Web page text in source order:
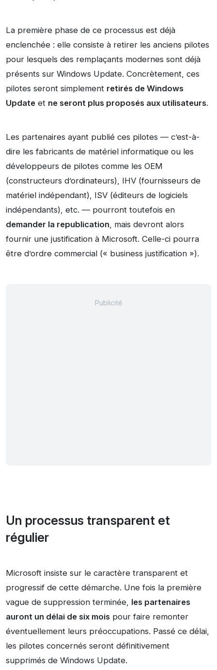
La première phase de ce processus est déjà
enclenchée : elle consiste à retirer les anciens pilotes
pour lesquels des remplaçants modernes sont déjà
présents sur Windows Update. Concrètement, ces
pilotes seront simplement retirés de Windows
Update et ne seront plus proposés aux utilisateurs.
Les partenaires ayant publié ces pilotes — c’est-à-
dire les fabricants de matériel informatique ou les
développeurs de pilotes comme les OEM
(constructeurs d’ordinateurs), IHV (fournisseurs de
matériel indépendant), ISV (éditeurs de logiciels
indépendants), etc. — pourront toutefois en
demander la republication, mais devront alors
fournir une justification à Microsoft. Celle-ci pourra
être d’ordre commercial (« business justification »).
Un processus transparent et
régulier
Microsoft insiste sur le caractère transparent et
progressif de cette démarche. Une fois la première
vague de suppression terminée, les partenaires
auront un délai de six mois pour faire remonter
éventuellement leurs préoccupations. Passé ce délai,
les pilotes concernés seront définitivement
supprimés de Windows Update.